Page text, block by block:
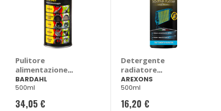
Pulitore
alimentazione
Pulitore Diesel 5 in 1
- BARDAHL
BARDAHL
500ml
34,05 €
Detergente
radiatore
Detergente
Radiatori -
AREXONS
AREXONS
500ml
16,20 €